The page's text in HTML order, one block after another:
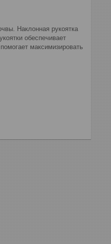
Наклонная рукоятка
обеспечивает
максимизировать